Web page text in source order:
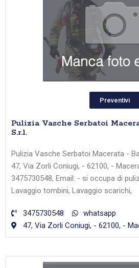
Preventivi
Pulizia Vasche Serbatoi
S.r.l.
Pulizia Vasche Serbatoi Macerata -
47, Via Zorli Coniugi, - 62100, -
3475730548, Email: - si occupa di
Lavaggio tombini, Lavaggio scarichi,
3475730548
whatsapp
47, Via Zorli Coniugi, - 62100, -